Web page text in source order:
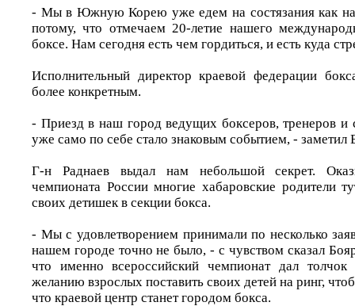
- Мы в Южную Корею уже едем на состязания как на
потому, что отмечаем 20-летие нашего
боксе. Нам сегодня есть чем гордиться, и есть куда
Исполнительный директор краевой федерации
более конкретным.
- Приезд в наш город ведущих боксеров, тренеров и
уже само по себе стало знаковым событием, - заметил
Г-н Раднаев выдал нам небольшой секрет.
чемпионата России многие хабаровские родители
своих детишек в секции бокса.
- Мы с удовлетворением принимали по несколько
нашем городе точно не было, - с чувством сказал
что именно всероссийский чемпионат дал толчок
желанию взрослых поставить своих детей на ринг,
что краевой центр станет городом бокса.